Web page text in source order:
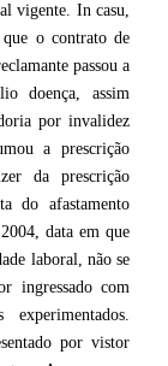
vigente. In casu,
o contrato de
passou a
doença, assim
por invalidez
a prescrição
da prescrição
do afastamento
data em que
laboral, não se
ingressado com
experimentados.
por vistor